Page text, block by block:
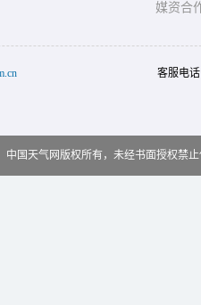
媒资合
客服电
中国天气网版权所有，未经书面授权